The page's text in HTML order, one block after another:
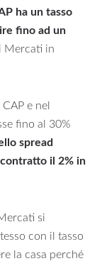
ha un tasso
fino ad un
Mercati in
e nel
fino al 30%
spread
contratto il 2% in
si
con il tasso
la casa perché